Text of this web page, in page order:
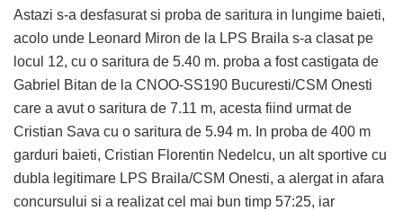
Astazi s-a desfasurat si proba de saritura in lungime baieti,
acolo unde Leonard Miron de la LPS Braila s-a clasat pe
locul 12, cu o saritura de 5.40 m. proba a fost castigata de
Gabriel Bitan de la CNOO-SS190 Bucuresti/CSM Onesti
care a avut o saritura de 7.11 m, acesta fiind urmat de
Cristian Sava cu o saritura de 5.94 m. In proba de 400 m
garduri baieti, Cristian Florentin Nedelcu, un alt sportive cu
dubla legitimare LPS Braila/CSM Onesti, a alergat in afara
concursului si a realizat cel mai bun timp 57:25, iar